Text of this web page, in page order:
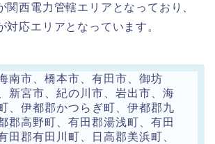
関西電力管轄エリアとなっており、
対応エリアとなっています。
南市、橋本市、有田市、御坊
新宮市、紀の川市、岩出市、海
、伊都郡かつらぎ町、伊都郡九
郡高野町、有田郡湯浅町、有田
田郡有田川町、日高郡美浜町、